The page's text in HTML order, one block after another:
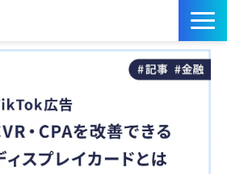
イベント
サービス／ツール